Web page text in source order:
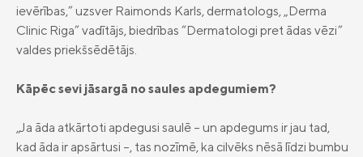
ievērības,” uzsver Raimonds Karls, dermatologs, „Derma
Clinic Riga” vadītājs, biedrības “Dermatologi pret ādas vēzi”
valdes priekšsēdētājs.
Kāpēc sevi jāsargā no saules apdegumiem?
„Ja āda atkārtoti apdegusi saulē – un apdegums ir jau tad,
kad āda ir apsārtusi –, tas nozīmē, ka cilvēks nēsā līdzi bumbu